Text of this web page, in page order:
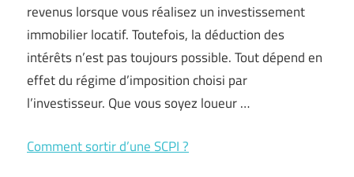
revenus lorsque vous réalisez un investissement
immobilier locatif. Toutefois, la déduction des
intérêts n’est pas toujours possible. Tout dépend en
effet du régime d’imposition choisi par
l’investisseur. Que vous soyez loueur …
Comment sortir d’une SCPI ?